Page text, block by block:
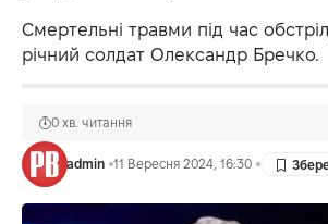
Смертельні травми під час
річний солдат Олександр Бречко.
admin 11 Вересня 2024, 16:30
0 хв. читання